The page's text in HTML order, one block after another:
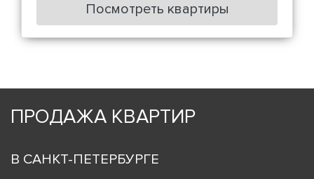
Посмотреть квартиры
ПРОДАЖА КВАРТИР
В САНКТ-ПЕТЕРБУРГЕ